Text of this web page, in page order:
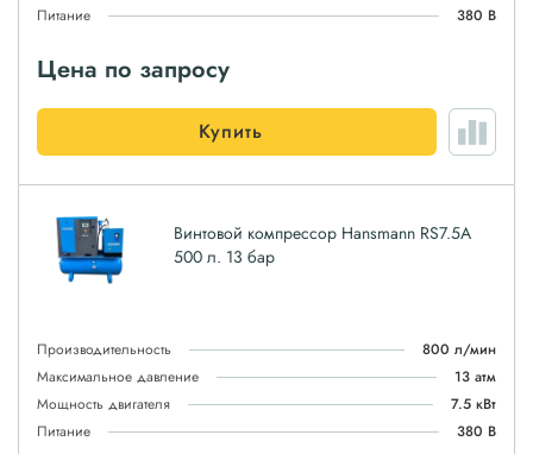
Питание
380 В
Цена по запросу
Купить
Винтовой компрессор Hansmann RS7.5A
500 л. 13 бар
Производительность
800 л/мин
Максимальное давление
13 атм
Мощность двигателя
7.5 кВт
Питание
380 В